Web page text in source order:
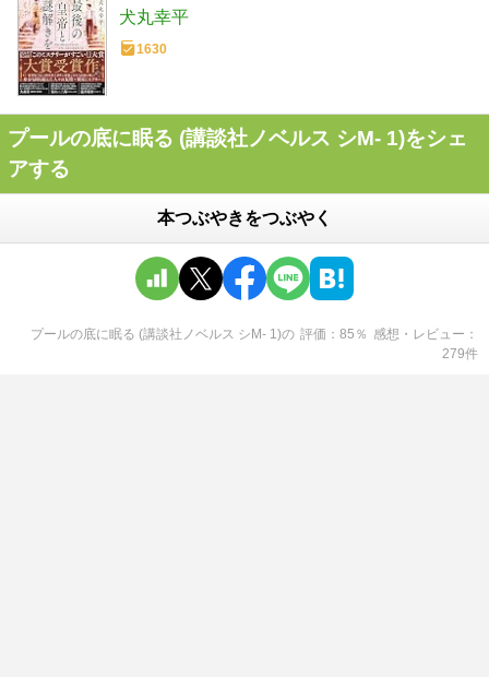
犬丸幸平
1630
プールの底に眠る (講談社ノベルス シM- 1)をシェ
アする
本つぶやきをつぶやく
プールの底に眠る (講談社ノベルス シM- 1)の 評価 85 ％ 感想・レビュー
279件